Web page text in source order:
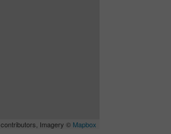
contributors, Imagery © Mapbox